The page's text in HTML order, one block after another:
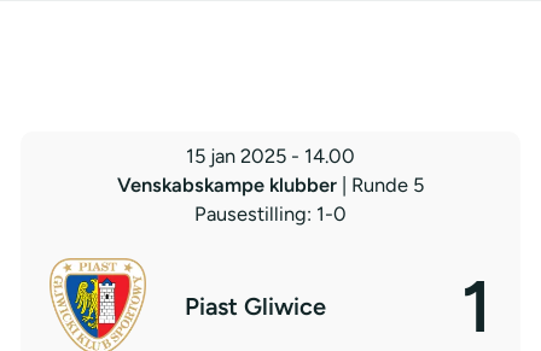
15 jan 2025 - 14.00
Venskabskampe klubber
| Runde 5
Pausestilling: 1-0
Piast Gliwice 1